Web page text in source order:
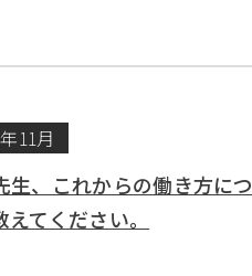
11月
生、これからの働き方につ
えてください。